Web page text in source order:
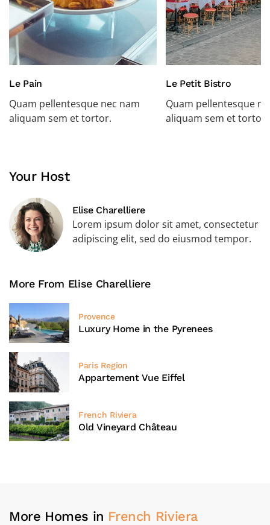
Le Pain
Quam pellentesque nec nam
aliquam sem et tortor.
Le Petit Bistro
Quam pellentesque
aliquam sem et tortor.
Your Host
Elise Charelliere
Lorem ipsum dolor sit amet, consectetur
adipiscing elit, sed do eiusmod tempor.
More From Elise Charelliere
Provence
Luxury Home in the Pyrenees
Paris Region
Appartement Vue Eiffel
French Riviera
Old Vineyard Château
More Homes in French Riviera